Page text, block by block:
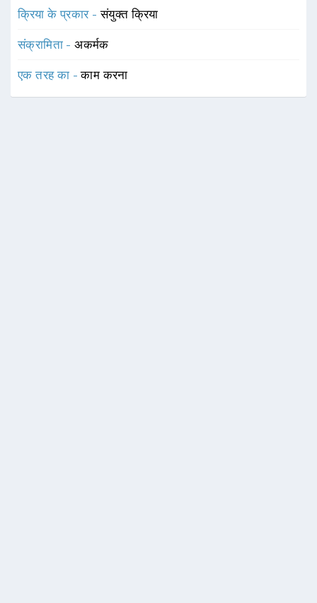
क्रिया के प्रकार -संयुक्त क्रिया
संक्रामिता -अकर्मक
एक तरह का -काम करना